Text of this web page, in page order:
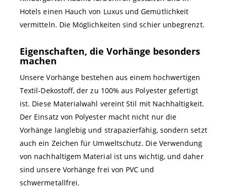
Hotels einen Hauch von Luxus und Gemütlichkeit
vermitteln. Die Möglichkeiten sind schier unbegrenzt.
Eigenschaften, die Vorhänge besonders
machen
Unsere Vorhänge bestehen aus einem hochwertigen
Textil-Dekostoff, der zu 100% aus Polyester gefertigt
ist. Diese Materialwahl vereint Stil mit Nachhaltigkeit.
Der Einsatz von Polyester macht nicht nur die
Vorhänge langlebig und strapazierfähig, sondern setzt
auch ein Zeichen für Umweltschutz. Die Verwendung
von nachhaltigem Material ist uns wichtig, und daher
sind unsere Vorhänge frei von PVC und
schwermetallfrei.